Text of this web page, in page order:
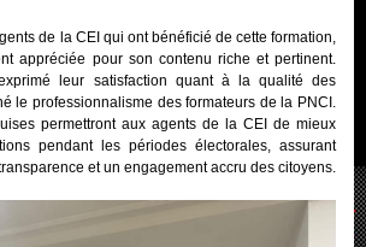
de la CEI qui ont bénéficié de cette formation,
appréciée pour son contenu riche et pertinent.
leur satisfaction quant à la qualité des
le professionnalisme des formateurs de la PNCI.
permettront aux agents de la CEI de mieux
pendant les périodes électorales, assurant
et un engagement accru des citoyens.